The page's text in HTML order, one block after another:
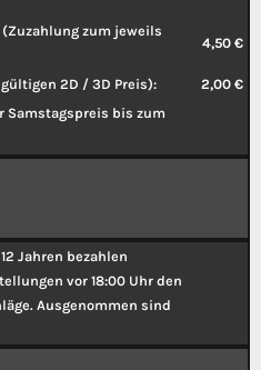
(Zuzahlung zum jeweils
4,50 €
2D / 3D Preis):
2,00 €
Samstagspreis bis zum
Jahren bezahlen
vor 18:00 Uhr den
Ausgenommen sind